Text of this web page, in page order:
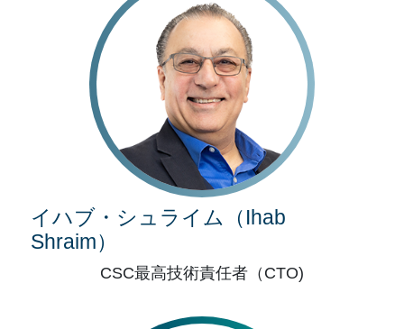
イハブ・シュライム（Ihab
Shraim）
CSC最高技術責任者（CTO)